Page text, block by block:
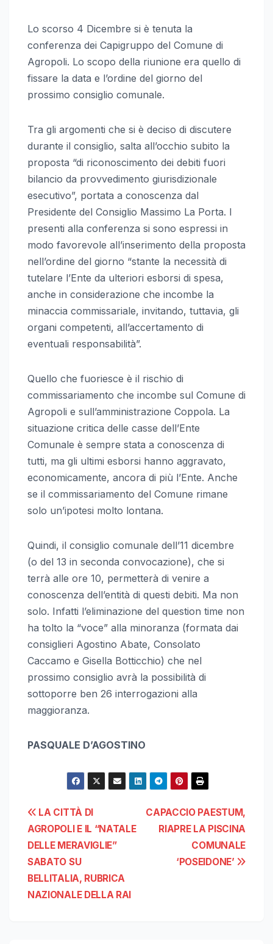
Lo scorso 4 Dicembre si è tenuta la
conferenza dei Capigruppo del Comune di
Agropoli. Lo scopo della riunione era quello di
fissare la data e l’ordine del giorno del
prossimo consiglio comunale.
Tra gli argomenti che si è deciso di discutere
durante il consiglio, salta all’occhio subito la
proposta “di riconoscimento dei debiti fuori
bilancio da provvedimento giurisdizionale
esecutivo”, portata a conoscenza dal
Presidente del Consiglio Massimo La Porta. I
presenti alla conferenza si sono espressi in
modo favorevole all’inserimento della proposta
nell’ordine del giorno “stante la necessità di
tutelare l’Ente da ulteriori esborsi di spesa,
anche in considerazione che incombe la
minaccia commissariale, invitando, tuttavia, gli
organi competenti, all’accertamento di
eventuali responsabilità”.
Quello che fuoriesce è il rischio di
commissariamento che incombe sul Comune di
Agropoli e sull’amministrazione Coppola. La
situazione critica delle casse dell’Ente
Comunale è sempre stata a conoscenza di
tutti, ma gli ultimi esborsi hanno aggravato,
economicamente, ancora di più l’Ente. Anche
se il commissariamento del Comune rimane
solo un’ipotesi molto lontana.
Quindi, il consiglio comunale dell’11 dicembre
(o del 13 in seconda convocazione), che si
terrà alle ore 10, permetterà di venire a
conoscenza dell’entità di questi debiti. Ma non
solo. Infatti l’eliminazione del question time non
ha tolto la “voce” alla minoranza (formata dai
consiglieri Agostino Abate, Consolato
Caccamo e Gisella Botticchio) che nel
prossimo consiglio avrà la possibilità di
sottoporre ben 26 interrogazioni alla
maggioranza.
PASQUALE D’AGOSTINO
Navigazione
articoli
CAPACCIO PAESTUM,
RIAPRE LA PISCINA
COMUNALE
‘POSEIDONE’
LA CITTÀ DI
AGROPOLI E IL “NATALE
DELLE MERAVIGLIE”
SABATO SU
BELLITALIA, RUBRICA
NAZIONALE DELLA RAI